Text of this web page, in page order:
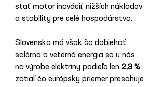
stať motor inovácií, nižších nákladov
a stability pre celé hospodárstvo.
Slovensko má však čo dobiehať:
solárna a veterná energia sa u nás
na výrobe elektriny podieľa len 2,3 %,
zatiaľ čo európsky priemer presahuje